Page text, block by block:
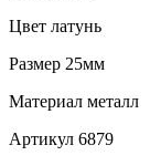
Цвет латунь
Размер 25мм
Материал металл
Артикул 6879